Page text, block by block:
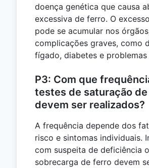
doença genética que causa
excessiva de ferro. O
pode se acumular nos
complicações graves, como
fígado, diabetes e problemas
P3: Com que
testes de saturação
devem ser realizados?
A frequência depende dos
risco e sintomas individuais.
com suspeita de deficiência
sobrecarga de ferro devem